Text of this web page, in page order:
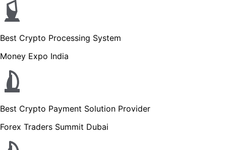
Best Crypto Processing System
Money Expo India
Best Crypto Payment Solution Provider
Forex Traders Summit Dubai